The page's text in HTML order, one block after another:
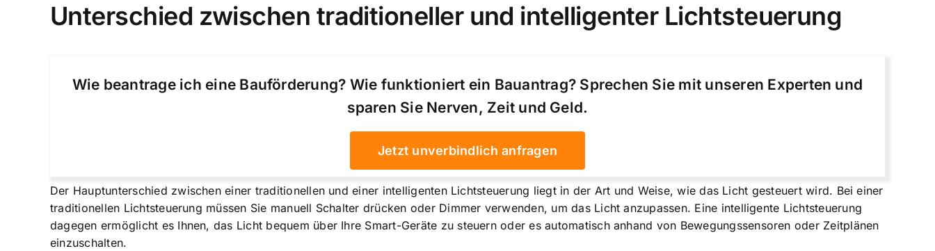
Unterschied zwischen traditioneller und intelligenter Lichtsteuerung
Wie beantrage ich eine Bauförderung? Wie funktioniert ein Bauantrag? Sprechen Sie mit unseren Experten und
sparen Sie Nerven, Zeit und Geld.
Jetzt unverbindlich anfragen
Der Hauptunterschied zwischen einer traditionellen und einer intelligenten Lichtsteuerung liegt in der Art und Weise, wie das Licht gesteuert wird. Bei einer
traditionellen Lichtsteuerung müssen Sie manuell Schalter drücken oder Dimmer verwenden, um das Licht anzupassen. Eine intelligente Lichtsteuerung
dagegen ermöglicht es Ihnen, das Licht bequem über Ihre Smart-Geräte zu steuern oder es automatisch anhand von Bewegungssensoren oder Zeitplänen
einzuschalten.